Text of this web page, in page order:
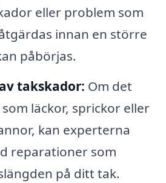
eller problem som
innan en större
påbörjas.
takskador: Om det
läckor, sprickor eller
kan experterna
reparationer som
på ditt tak.